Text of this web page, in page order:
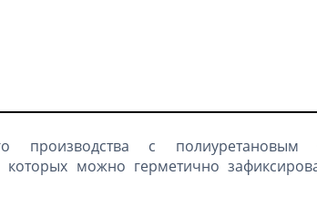
производства с полиуретановым
можно герметично